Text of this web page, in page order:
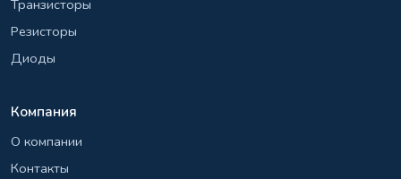
Транзисторы
Резисторы
Диоды
Компания
О компании
Контакты